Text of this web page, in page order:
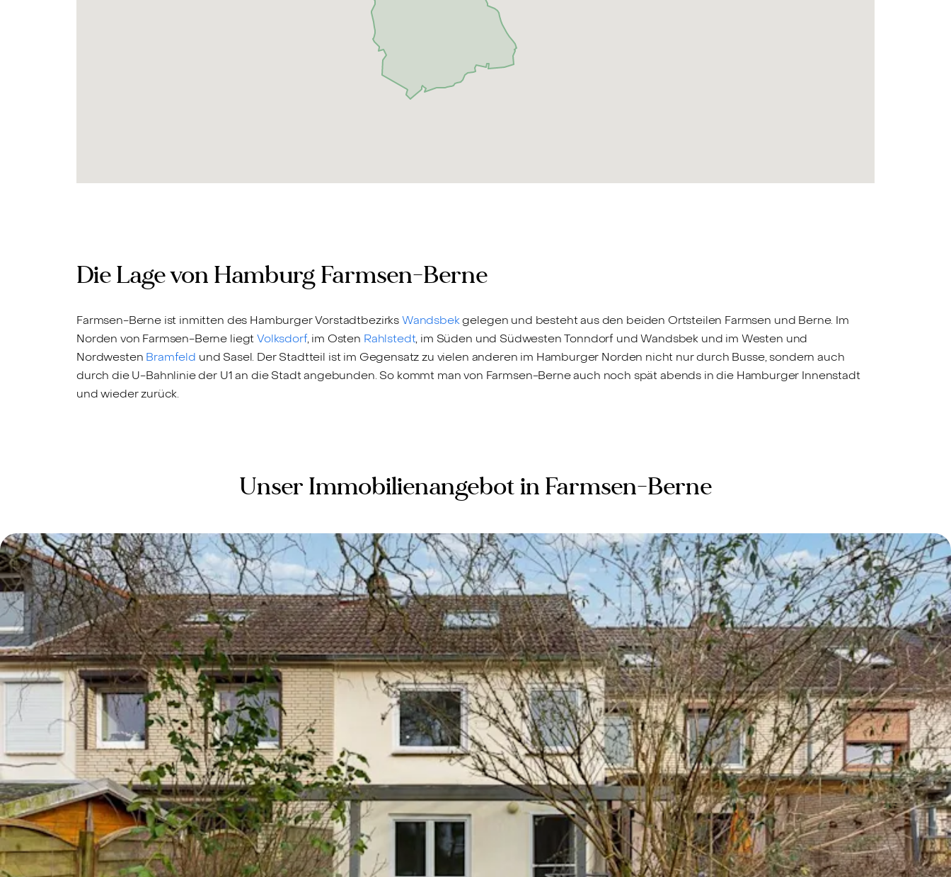
Die Lage von Hamburg Farmsen-Berne
Farmsen-Berne ist inmitten des Hamburger VorstadtbezirksWandsbekgelegen und besteht aus den beiden Ortsteilen Farmsen und Berne. Im
Norden von Farmsen-Berne liegtVolksdorf, im Osten Rahlstedt, im Süden und Südwesten Tonndorf und Wandsbek und im Westen und
Nordwesten Bramfeld und Sasel. Der Stadtteil ist im Gegensatz zu vielen anderen im Hamburger Norden nicht nur durch Busse, sondern auch
durch die U-Bahnlinie der U1 an die Stadt angebunden. So kommt man von Farmsen-Berne auch noch spät abends in die Hamburger Innenstadt
und wieder zurück.
Unser Immobilienangebot in Farmsen-Berne